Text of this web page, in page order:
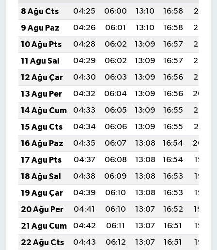
8 Ağu Cts
04:25 06:00 13:10 16:58
20:10
9 Ağu Paz
04:26 06:01 13:10 16:58
20:08
10 Ağu Pts
04:28 06:02 13:09 16:57
20:07
11 Ağu Sal
04:29 06:02 13:09 16:57
20:06
12 Ağu Çar
04:30 06:03 13:09 16:56
20:05
13 Ağu Per
04:32 06:04 13:09 16:56
20:04
14 Ağu Cum
04:33 06:05 13:09 16:55
20:02
15 Ağu Cts
04:34 06:06 13:09 16:55
20:01
16 Ağu Paz
04:35 06:07 13:08 16:54
20:00
17 Ağu Pts
04:37 06:08 13:08 16:54
19:58
18 Ağu Sal
04:38 06:09 13:08 16:53
19:57
19 Ağu Çar
04:39 06:10 13:08 16:53
19:56
20 Ağu Per
04:41 06:10 13:07 16:52
19:54
21 Ağu Cum
04:42 06:11 13:07 16:51
19:53
22 Ağu Cts
04:43 06:12 13:07 16:51
19:52